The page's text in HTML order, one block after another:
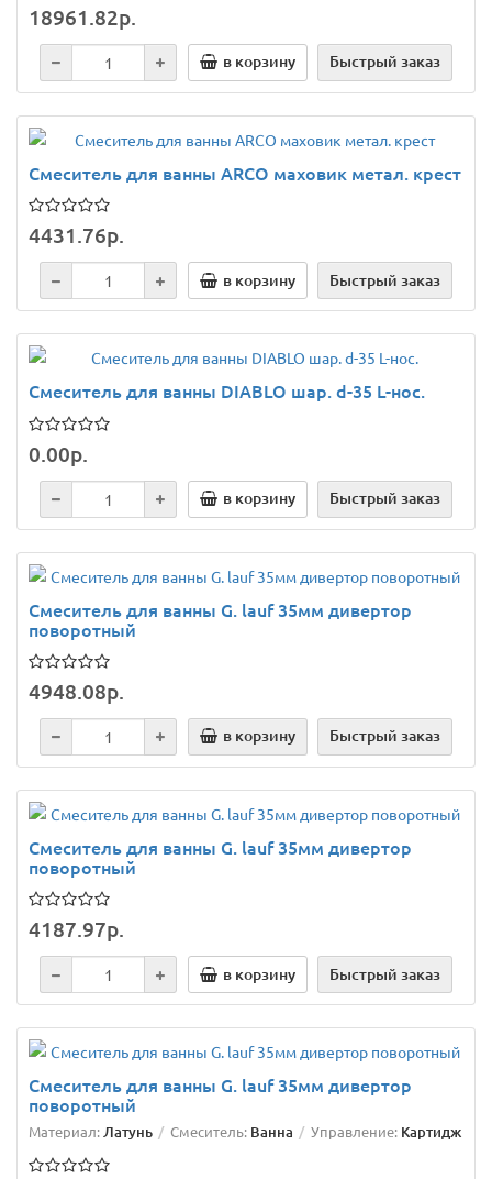
18961.82р.
в корзину Быстрый заказ
Смеситель для ванны ARCO маховик метал. крест
4431.76р.
в корзину Быстрый заказ
Смеситель для ванны DIABLO шар. d-35 L-нос.
0.00р.
в корзину Быстрый заказ
Смеситель для ванны G. lauf 35мм дивертор
поворотный
4948.08р.
в корзину Быстрый заказ
Смеситель для ванны G. lauf 35мм дивертор
поворотный
4187.97р.
в корзину Быстрый заказ
Смеситель для ванны G. lauf 35мм дивертор
поворотный
Материал:Латунь Смеситель: Ванна Управление: Картидж